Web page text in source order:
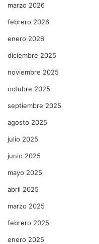
marzo 2026
febrero 2026
enero 2026
diciembre 2025
noviembre 2025
octubre 2025
septiembre 2025
agosto 2025
julio 2025
junio 2025
mayo 2025
abril 2025
marzo 2025
febrero 2025
enero 2025